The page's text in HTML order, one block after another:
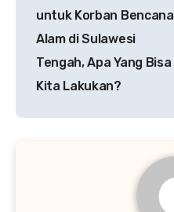
untuk Korban Bencana
Alam di Sulawesi
Tengah, Apa Yang Bisa
Kita Lakukan?